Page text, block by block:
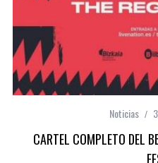
Noticias
CARTEL COMPLETO DEL